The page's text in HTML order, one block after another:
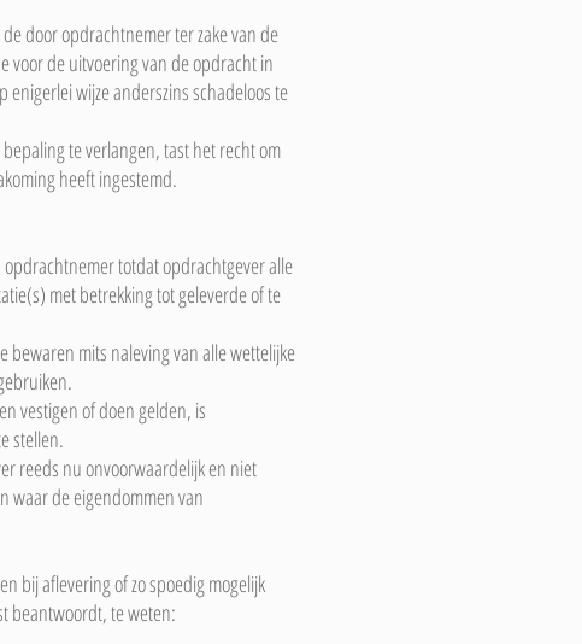
door opdrachtnemer ter zake van de
voor de uitvoering van de opdracht in
wijze anderszins schadeloos te
te verlangen, tast het recht om
heeft ingestemd.
totdat opdrachtgever alle
met betrekking tot geleverde of te
bewaren mits naleving van alle wettelijke
vestigen of doen gelden, is
stellen.
reeds nu onvoorwaardelijk en niet
waar de eigendommen van
bij aflevering of zo spoedig mogelijk
beantwoordt, te weten: